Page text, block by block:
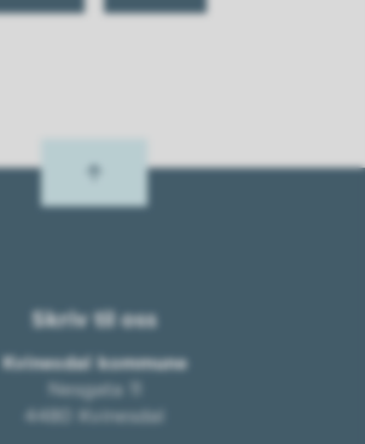
Skriv til oss
Kvinesdal kommune
Nesgata 11
4480 Kvinesdal